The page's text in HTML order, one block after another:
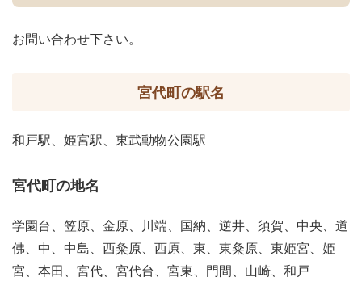
お問い合わせ下さい。
宮代町の駅名
和戸駅、姫宮駅、東武動物公園駅
宮代町の地名
学園台、笠原、金原、川端、国納、逆井、須賀、中央、道
佛、中、中島、西粂原、西原、東、東粂原、東姫宮、姫
宮、本田、宮代、宮代台、宮東、門間、山崎、和戸